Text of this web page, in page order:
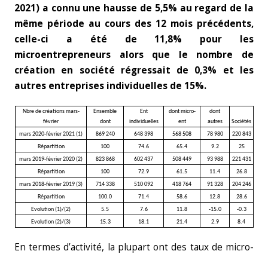
2021) a connu une hausse de 5,5% au regard de la
même période au cours des 12 mois précédents,
celle-ci a été de 11,8% pour les
microentrepreneurs alors que le nombre de
création en société régressait de 0,3% et les
autres entreprises individuelles de 15%.
Nbre de créations mars-
février
Ensemble
dont
Ent
individuelles
dont micro-
ent
dont
autres
Sociétés
mars 2020-février 2021 (1)
869 240 648 398 568 508 78 980
220 843
Répartition
100 74.6 65.4 9.2
25
mars 2019-février 2020 (2)
823 868 602 437 508 449 93 988
221 431
Répartition
100 72.9 61.5 11.4
26.8
mars 2018-février 2019 (3)
714 338 510 092 418 764 91 328
204 246
Répartition
100.0 71.4 58.6 12.8
28.6
Evolution (1)/(2)
5.5 7.6 11.8 -15.0
-0.3
Evolution (2)/(3)
15.3 18.1 21.4 2.9 8.4
En termes d’activité, la plupart ont des taux de micro-